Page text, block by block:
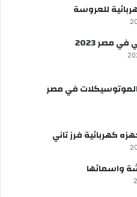
للعروسة
مصر 2023
الموتوسيكلات في مصر
كهربائية فرز تاني
واسمائها